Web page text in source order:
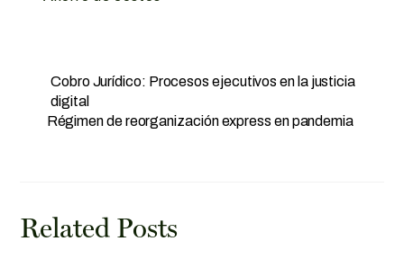
Cobro Jurídico: Procesos ejecutivos en la justicia
digital
Régimen de reorganización express en pandemia
Related Posts